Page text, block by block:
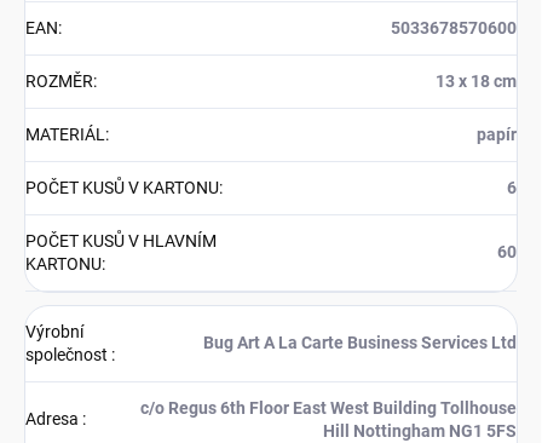
EAN: 5033678570600
ROZMĚR: 13 x 18 cm
MATERIÁL: papír
POČET KUSŮ V KARTONU: 6
POČET KUSŮ V HLAVNÍM
KARTONU:
60
Výrobní
společnost :
Bug Art A La Carte Business Services Ltd
Adresa :
c/o Regus 6th Floor East West Building Tollhouse
Hill Nottingham NG1 5FS